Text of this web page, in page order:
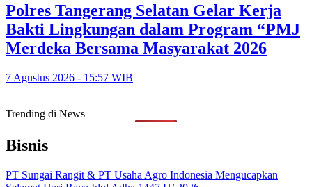
Polres Tangerang Selatan Gelar Kerja
Bakti Lingkungan dalam Program “PMJ
Merdeka Bersama Masyarakat 2026
7 Agustus 2026 - 15:57 WIB
Trending di News
Bisnis
PT Sungai Rangit & PT Usaha Agro Indonesia Mengucapkan